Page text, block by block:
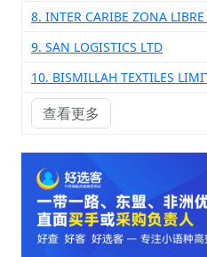
8. INTER CARIBE ZONA LIBRE
9. SAN LOGISTICS LTD
10. BISMILLAH TEXTILES
查看更多